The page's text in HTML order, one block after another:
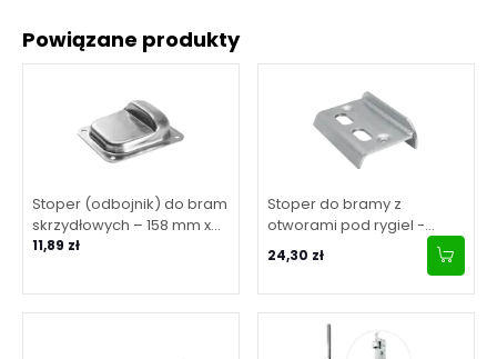
Powiązane produkty
Stoper (odbojnik) do bram
skrzydłowych – 158 mm x
138 mm x H50 mm
11,89 zł
Stoper do bramy z
otworami pod rygiel -
ocynk 67 mm
24,30 zł